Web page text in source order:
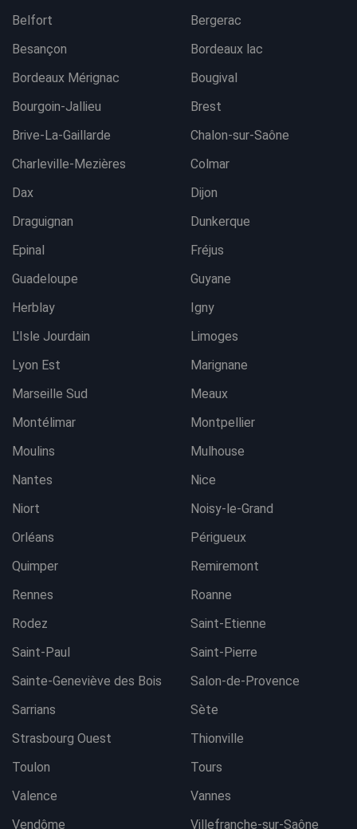
Belfort
Bergerac
Besançon
Bordeaux lac
Bordeaux Mérignac
Bougival
Bourgoin-Jallieu
Brest
Brive-La-Gaillarde
Chalon-sur-Saône
Charleville-Mezières
Colmar
Dax
Dijon
Draguignan
Dunkerque
Epinal
Fréjus
Guadeloupe
Guyane
Herblay
Igny
L'Isle Jourdain
Limoges
Lyon Est
Marignane
Marseille Sud
Meaux
Montélimar
Montpellier
Moulins
Mulhouse
Nantes
Nice
Niort
Noisy-le-Grand
Orléans
Périgueux
Quimper
Remiremont
Rennes
Roanne
Rodez
Saint-Etienne
Saint-Paul
Saint-Pierre
Sainte-Geneviève des Bois
Salon-de-Provence
Sarrians
Sète
Strasbourg Ouest
Thionville
Toulon
Tours
Valence
Vannes
Vendôme
Villefranche-sur-Saône